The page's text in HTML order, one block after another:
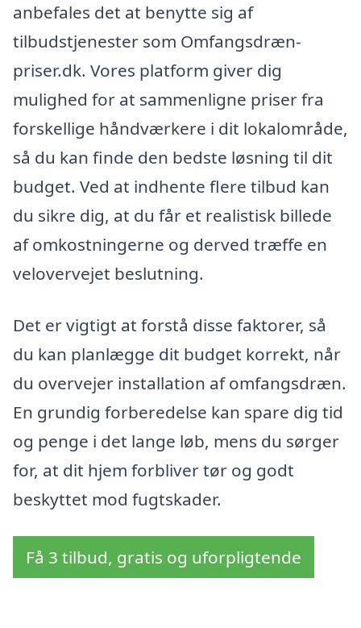
anbefales det at benytte sig af
tilbudstjenester som Omfangsdræn-
priser.dk. Vores platform giver dig
mulighed for at sammenligne priser fra
forskellige håndværkere i dit lokalområde,
så du kan finde den bedste løsning til dit
budget. Ved at indhente flere tilbud kan
du sikre dig, at du får et realistisk billede
af omkostningerne og derved træffe en
velovervejet beslutning.
Det er vigtigt at forstå disse faktorer, så
du kan planlægge dit budget korrekt, når
du overvejer installation af omfangsdræn.
En grundig forberedelse kan spare dig tid
og penge i det lange løb, mens du sørger
for, at dit hjem forbliver tør og godt
beskyttet mod fugtskader.
Få 3 tilbud, gratis og uforpligtende